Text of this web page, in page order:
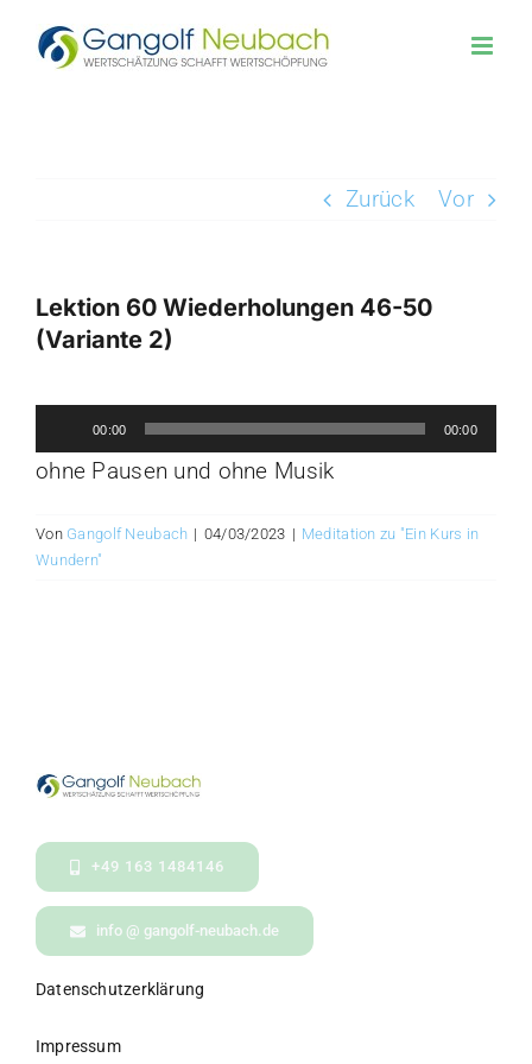
Inhalt
Zurück Vor
Lektion 60 Wiederholungen 46-50
(Variante 2)
grösseres
Bild
Audio-
Player
00:00 00:00
ohne Pausen und ohne Musik
Von Gangolf Neubach | 04/03/2023 | Meditation zu "Ein Kurs in
Wundern"
+49 163 1484146
info @ gangolf-neubach.de
Datenschutzerklärung
Impressum